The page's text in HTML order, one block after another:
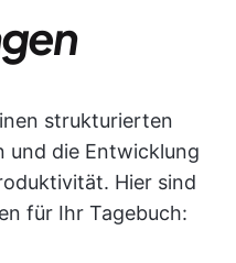
strukturierten
und die Entwicklung
Hier sind
für Ihr Tagebuch: